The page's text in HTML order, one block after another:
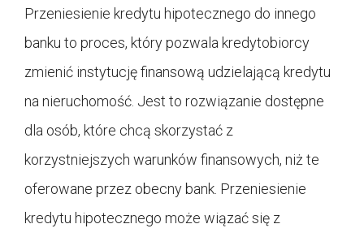
Przeniesienie kredytu hipotecznego do innego
banku to proces, który pozwala kredytobiorcy
zmienić instytucję finansową udzielającą kredytu
na nieruchomość. Jest to rozwiązanie dostępne
dla osób, które chcą skorzystać z
korzystniejszych warunków finansowych, niż te
oferowane przez obecny bank. Przeniesienie
kredytu hipotecznego może wiązać się z